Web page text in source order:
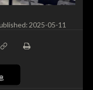
2025-05-11